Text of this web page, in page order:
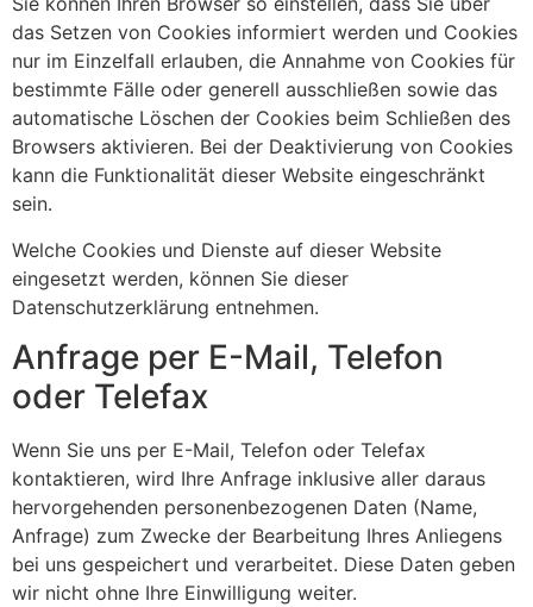
das Setzen von Cookies informiert werden und Cookies
nur im Einzelfall erlauben, die Annahme von Cookies für
bestimmte Fälle oder generell ausschließen sowie das
automatische Löschen der Cookies beim Schließen des
Browsers aktivieren. Bei der Deaktivierung von Cookies
kann die Funktionalität dieser Website eingeschränkt
sein.
Welche Cookies und Dienste auf dieser Website
eingesetzt werden, können Sie dieser
Datenschutzerklärung entnehmen.
Anfrage per E-Mail, Telefon
oder Telefax
Wenn Sie uns per E-Mail, Telefon oder Telefax
kontaktieren, wird Ihre Anfrage inklusive aller daraus
hervorgehenden personenbezogenen Daten (Name,
Anfrage) zum Zwecke der Bearbeitung Ihres Anliegens
bei uns gespeichert und verarbeitet. Diese Daten geben
wir nicht ohne Ihre Einwilligung weiter.